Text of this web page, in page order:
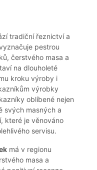
tradiční řeznictví a
pestrou
čerstvého masa a
na dlouholeté
kroku výroby i
výrobky
oblíbené nejen
svých masných a
které je věnováno
servisu.
má v regionu
masa a